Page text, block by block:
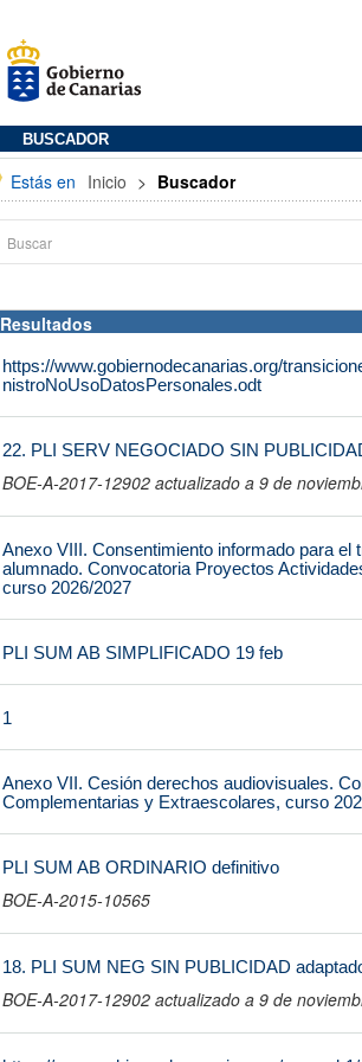
BUSCADOR
Estás en Inicio > Buscador
Resultados
https://www.gobiernodecanarias.org/
nistroNoUsoDatosPersonales.odt
22. PLI SERV NEGOCIADO SIN
BOE-A-2017-12902 actualizado a 9 de
Anexo VIII. Consentimiento informado para el
alumnado. Convocatoria Proyectos
curso 2026/2027
PLI SUM AB SIMPLIFICADO 19 feb
1
Anexo VII. Cesión derechos audiovisuales.
Complementarias y Extraescolares, curso
PLI SUM AB ORDINARIO definitivo
BOE-A-2015-10565
18. PLI SUM NEG SIN PUBLICIDAD
BOE-A-2017-12902 actualizado a 9 de